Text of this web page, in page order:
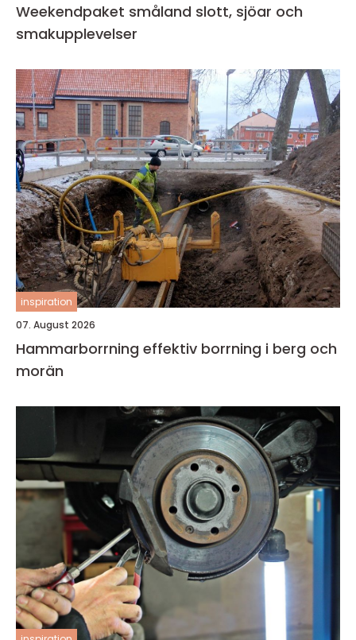
Weekendpaket småland slott, sjöar och
smakupplevelser
inspiration
07. August 2026
Hammarborrning effektiv borrning i berg och
morän